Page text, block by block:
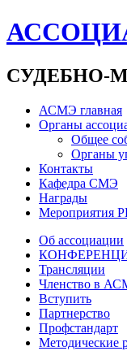
СУДЕБНО-
АСМЭ главная
Органы
Общее
Органы
Контакты
Кафедра СМЭ
Награды
Мероприятия
Об ассоциации
Трансляции
Членство в
Вступить
Партнерство
Профстандарт
Методические